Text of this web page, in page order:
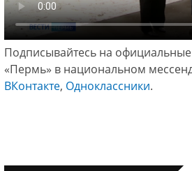
Подписывайтесь на
«Пермь» в национальном
ВКонтакте, Одноклассники.